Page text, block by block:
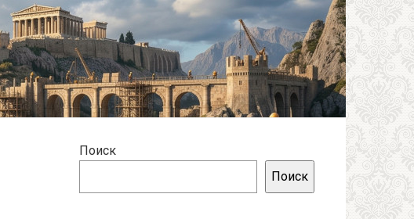
Поиск
Поиск